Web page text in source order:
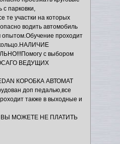
парковки,
те участки на которых
водить автомобиль
опытом.Обучение проходит
кольцо.НАЛИЧИЕ
с выбором
ВЕДУЩИХ
КОРОБКА АВТОМАТ
доп педалью,все
также в выходные и
МОЖЕТЕ НЕ ПЛАТИТЬ